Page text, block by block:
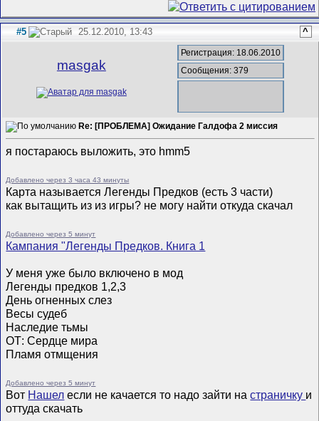
#5 25.12.2010, 13:43 ^
masgak
Регистрация: 18.06.2010
Сообщения: 379
Re: [ПРОБЛЕМА] Ожидание Галдофа 2 миссия
я постараюсь выложить, это hmm5
Добавлено через 3 часа 43 минуты
Карта называется Легенды Предков (есть 3 части)
как вытащить из из игры? не могу найти откуда скачал
Добавлено через 5 минут
Кампания "Легенды Предков. Книга 1
У меня уже было включено в мод
Легенды предков 1,2,3
День огненных слез
Весы судеб
Наследие тьмы
ОТ: Сердце мира
Пламя отмщения
Добавлено через 5 минут
Вот Нашел если не качается то надо зайти настраничку и
оттуда скачать